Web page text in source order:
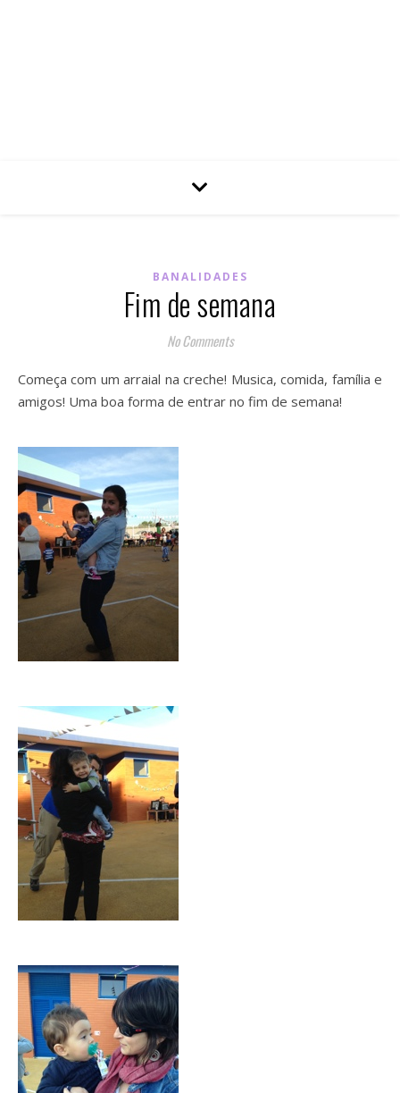
BANALIDADES
Fim de semana
No Comments
Começa com um arraial na creche! Musica, comida, família e
amigos! Uma boa forma de entrar no fim de semana!